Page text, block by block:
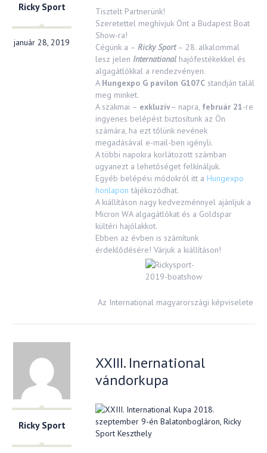
Ricky Sport
január 28, 2019
Tisztelt Partnerünk!
Szeretettel meghívjuk Önt a Budapest Boat
Show-ra!
Cégünk a – Ricky Sport– 28. alkalommal
lesz jelen International hajófestékekkel és
algagátlókkal a rendezvényen.
A Hungexpo G pavilon G107C standján talál
meg minket.
A szakmai – exkluzív– napra, február 21-re
ingyenes belépést biztosítunk az Ön
számára, ha ezt tőlünk nevének
megadásával e-mail-ben igényli.
A többi napokra korlátozott számban
ugyanezt a lehetőséget felkínáljuk.
Egyéb belépési módokról itt a Hungexpo
honlapon tájékozódhat.
A kiállításon nagy kedvezménnyel ajánljuk a
Micron WA algagátlókat és a Goldspar
kültéri hajólakkot.
Ebben az évben is számítunk
érdeklődésére! Várjuk a kiállításon!
Az International magyarországi képviselete
Ricky Sport
XXIII. Inernational
vándorkupa